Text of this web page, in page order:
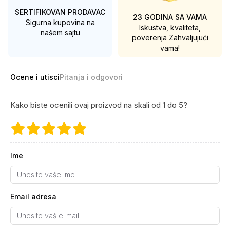
SERTIFIKOVAN PRODAVAC
Sigurna kupovina na
našem sajtu
23 GODINA SA VAMA
Iskustva, kvaliteta,
poverenja Zahvaljujući
vama!
Ocene i utisciPitanja i odgovori
Kako biste ocenili ovaj proizvod na skali od 1 do 5?
Ime
Email adresa